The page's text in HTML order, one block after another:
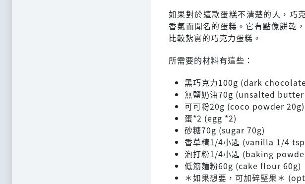
如果對於這款蛋糕不清楚的人，巧
香氣而聞名的蛋糕。它有點像餅乾
比較紮實的巧克力蛋糕。
所需要的材料有這些：
黑巧克力100g (dark
無鹽奶油70g (unsalted butter
可可粉20g (coco powder 20g)
蛋*2 (egg *2)
砂糖70g (sugar 70g)
香草精1/4小匙 (vanilla 1/4
泡打粉1/4小匙 (baking
低筋麵粉60g (cake flour 60g)
＊如果想要，可加碎堅果＊